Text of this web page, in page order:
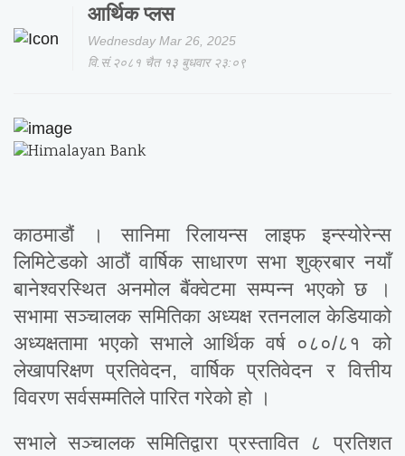
आर्थिक प्लस
Wednesday Mar 26, 2025
वि.सं.२०८१ चैत १३ बुधवार २३:०९
काठमाडौं । सानिमा रिलायन्स लाइफ इन्स्योरेन्स
लिमिटेडको आठौं वार्षिक साधारण सभा शुक्रबार नयाँ
बानेश्वरस्थित अनमोल बैंक्वेटमा सम्पन्न भएको छ ।
सभामा सञ्चालक समितिका अध्यक्ष रतनलाल केडियाको
अध्यक्षतामा भएको सभाले आर्थिक वर्ष ०८०/८१ को
लेखापरिक्षण प्रतिवेदन, वार्षिक प्रतिवेदन र वित्तीय
विवरण सर्वसम्मतिले पारित गरेको हो ।
सभाले सञ्चालक समितिद्वारा प्रस्तावित ८ प्रतिशत